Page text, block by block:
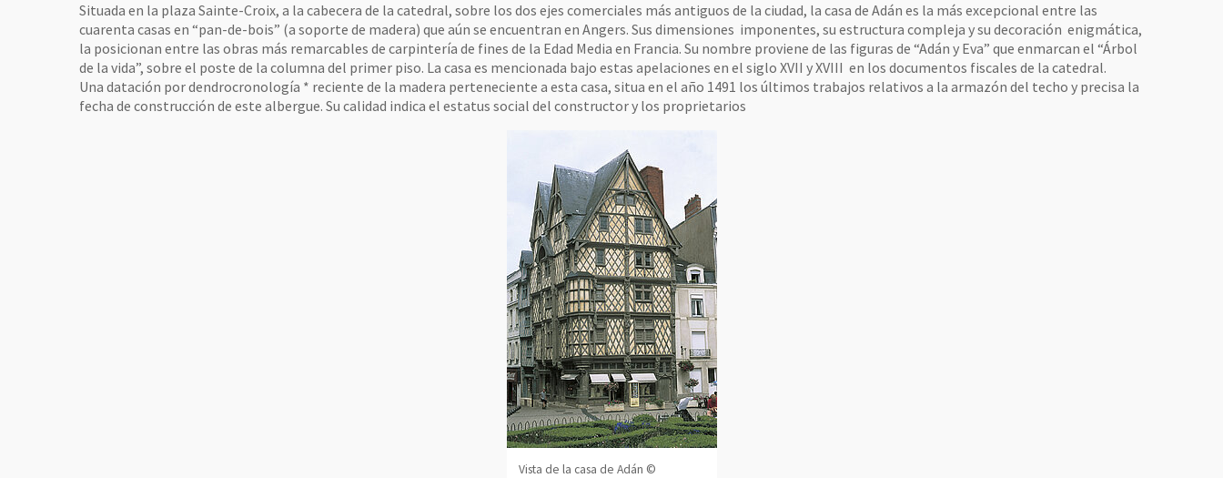
de Adán, virgen y angel de la Anunciación. Costado de la rue Montault.© Municipalidad de Angers – Imagen de Thierry Bonnet.
Situada en la plaza Sainte-Croix, a la cabecera de la catedral, sobre los dos ejes comerciales más antiguos de la ciudad, la casa de Adán es la más excepcional entre las
cuarenta casas en “pan-de-bois” (a soporte de madera) que aún se encuentran en Angers. Sus dimensiones imponentes, su estructura compleja y su decoración enigmática,
la posicionan entre las obras más remarcables de carpintería de fines de la Edad Media en Francia. Su nombre proviene de las figuras de “Adán y Eva” que enmarcan el “Árbol
de la vida”, sobre el poste de la columna del primer piso. La casa es mencionada bajo estas apelaciones en el siglo XVII y XVIII en los documentos fiscales de la catedral.
Una datación por dendrocronología * reciente de la madera perteneciente a esta casa, situa en el año 1491 los últimos trabajos relativos a la armazón del techo y precisa la
fecha de construcción de este albergue. Su calidad indica el estatus social del constructor y los proprietarios
Vista de la casa de Adán ©